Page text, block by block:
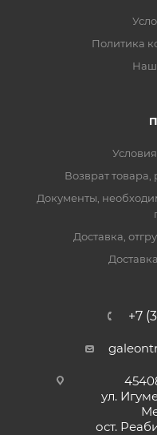
Политика
Возврат
Документы,
Доставка,
+7
ул.
ост.